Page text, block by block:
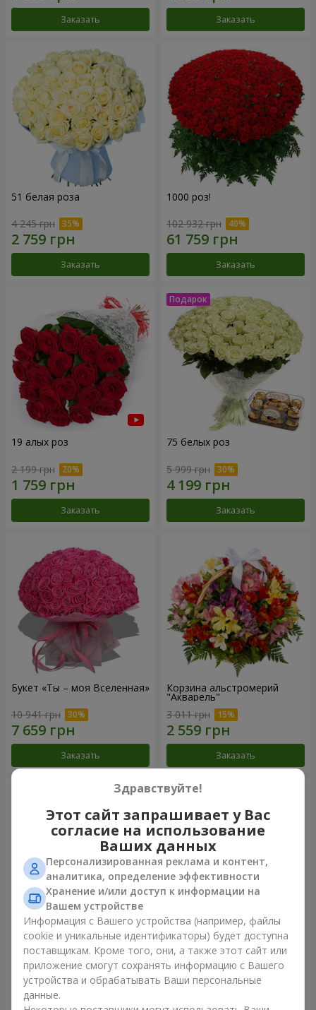
Заказать Заказать
51 белая роза
4 245 грн
Заказать
1000 роз!
102 932 грн
Заказать
19 алых роз
2 199 грн
Заказать
75 белых роз
5 999 грн
Заказать
Букет «Ты – моя Вселенная»
10 941 грн
Заказать
Корзина альстромерий
"Акварель"
3 011 грн
Заказать
151 красная роза
15 744 грн
101 разноцветная роза
8 152 грн
Здравствуйте!
Этот сайт запрашивает у Вас
согласие на использование
Ваших данных
Персонализированная реклама и контент,
аналитика, определение эффективности
Хранение и/или доступ к информации на
Вашем устройстве
Информация с Вашего устройства (например, файлы
cookie и уникальные идентификаторы) будет доступна
поставщикам. Кроме того, они, а также этот сайт или
приложение смогут сохранять информацию с Вашего
устройства и обрабатывать Ваши персональные
данные.